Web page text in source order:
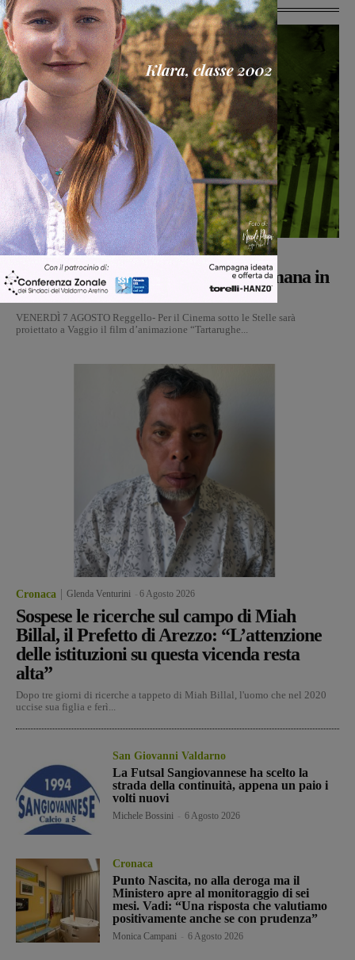
Weekender Giulia Mauro -7 Agosto 2026
Weekender: cosa fare nel fine settimana in
Valdarno
VENERDÌ 7 AGOSTO Reggello- Per il Cinema sotto le Stelle sarà
proiettato a Vaggio il film d’animazione “Tartarughe...
Cronaca Glenda Venturini 6 Agosto 2026
Sospese le ricerche sul campo di Miah
Billal, il Prefetto di Arezzo: “L’attenzione
delle istituzioni su questa vicenda resta
alta”
Dopo tre giorni di ricerche a tappeto di Miah Billal, l'uomo che nel 2020
uccise sua figlia e ferì...
San Giovanni Valdarno
La Futsal Sangiovannese ha scelto la
strada della continuità, appena un paio i
volti nuovi
Michele Bossini 6 Agosto 2026
Cronaca
Punto Nascita, no alla deroga ma il
Ministero apre al monitoraggio di sei
mesi. Vadi: “Una risposta che valutiamo
positivamente anche se con prudenza”
Monica Campani 6 Agosto 2026